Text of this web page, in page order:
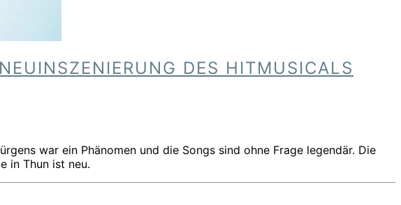
DES HITMUSICALS
war ein Phänomen und die Songs sind ohne Frage legendär. Die
in Thun ist neu.